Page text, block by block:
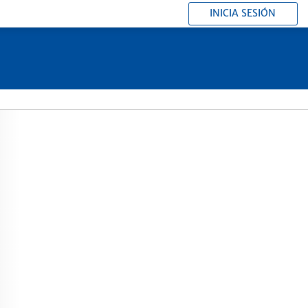
INICIA SESIÓN